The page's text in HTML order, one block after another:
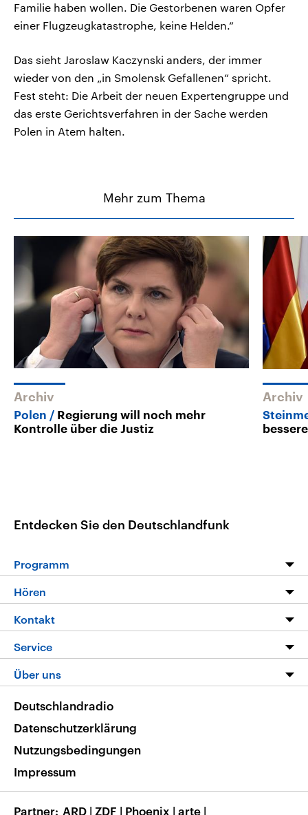
Familie haben wollen. Die Gestorbenen waren Opfer
einer Flugzeugkatastrophe, keine Helden.“
Das sieht Jaroslaw Kaczynski anders, der immer
wieder von den „in Smolensk Gefallenen“ spricht.
Fest steht: Die Arbeit der neuen Expertengruppe und
das erste Gerichtsverfahren in der Sache werden
Polen in Atem halten.
Mehr zum Thema
Archiv
Polen
Regierung will noch mehr
Kontrolle über die Justiz
Archiv
Entdecken Sie den Deutschlandfunk
Programm
Programm
Die Nachrichten
Nachrichtenleicht
Neue Beiträge auf dlf.de
Hören
Livestream
Podcasts
Deutschlandfunk App
Nachrichten App
Frequenzen
Kontakt
Hörerservice
Service
FAQ
Veranstaltungen
Musikliste
RSS
Über uns
Barrierefreiheit
Deutschlandradio
Datenschutzerklärung
Nutzungsbedingungen
Impressum
Partner ARD | ZDF | Phoenix | arte |